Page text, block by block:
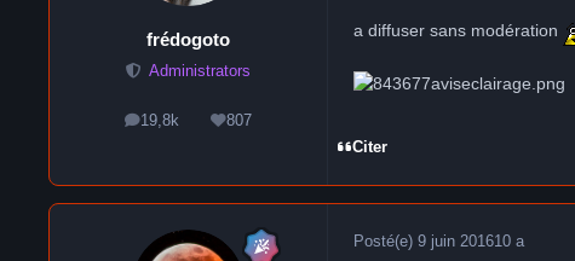
frédogoto
Administrators
19,8k
messages807
Réputation
a diffuser sans modération
Citer
Posté(e) 9 juin 201610 a